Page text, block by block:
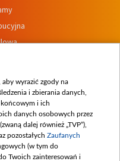
wyrazić zgody na
i zbierania danych,
i ich
danych osobowych przez
dalej również „TVP”),
pozostałych Zaufanych
(w tym do
Twoich zainteresowań i